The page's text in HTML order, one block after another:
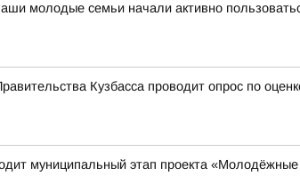
молодые семьи начали активно
Кузбасса проводит опрос по
муниципальный этап проекта